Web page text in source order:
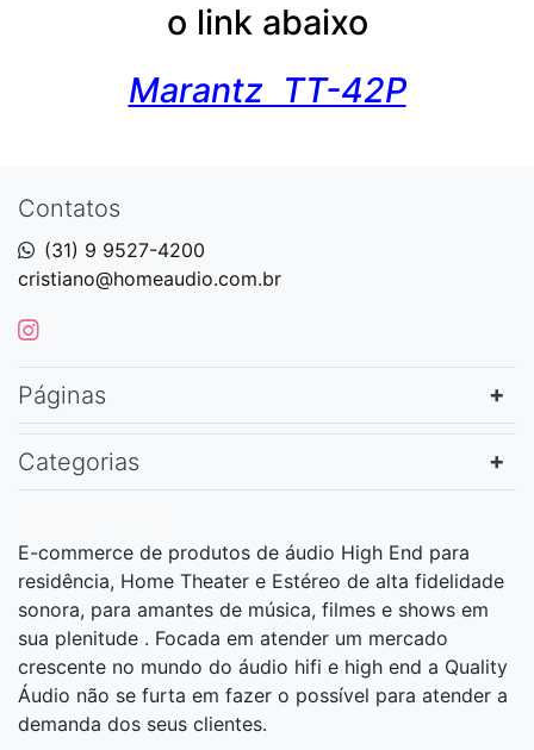
o link abaixo
Marantz TT-42P
Contatos
(31) 9 9527-4200
cristiano@homeaudio.com.br
Páginas
Categorias
E-commerce de produtos de áudio High End para
residência, Home Theater e Estéreo de alta fidelidade
sonora, para amantes de música, filmes e shows em
sua plenitude . Focada em atender um mercado
crescente no mundo do áudio hifi e high end a Quality
Áudio não se furta em fazer o possível para atender a
demanda dos seus clientes.